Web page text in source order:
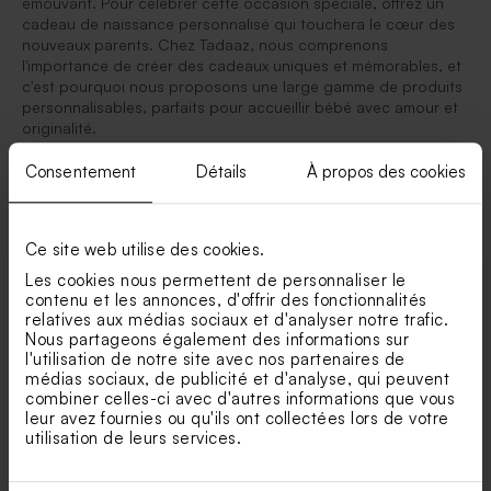
Consentement Détails À propos des cookies
Ce site web utilise des cookies.
Les cookies nous permettent de personnaliser le
contenu et les annonces, d'offrir des fonctionnalités
relatives aux médias sociaux et d'analyser notre trafic.
Nous partageons également des informations sur
l'utilisation de notre site avec nos partenaires de
médias sociaux, de publicité et d'analyse, qui peuvent
combiner celles-ci avec d'autres informations que vous
leur avez fournies ou qu'ils ont collectées lors de votre
utilisation de leurs services.
cadeau de naissance personnalisé qui touchera le cœur des
nouveaux parents. Chez Tadaaz, nous comprenons
l'importance de créer des cadeaux uniques et mémorables, et
c'est pourquoi nous proposons une large gamme de produits
personnalisables, parfaits pour accueillir bébé avec amour et
originalité.
Offrez un cadeau de naissance personnalisé à vos
moments d’une vie pour les parents. Et oui ce n’est pas rien
lorsqu’un nouveau membre arrive dans la famille, tout le
monde attend cette arrivée avec impatience. Après avoir reçu
lefaire partde naissance, nombreux seront ceux qui gâteront
votre petit bout avec des jouets, des vêtements et autres
objets de naissance. Afin que cet instant reste gravé dans les
mémoires de chacun, nous avons créé une gamme cadeau de
naissance personnalisé. Cela vous permettra aussi de les
remercier à votre tour !
Le concept est simple : vous choisissez un objet, vous le